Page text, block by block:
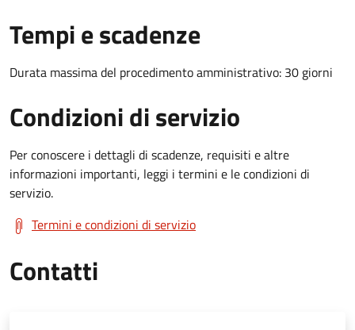
Tempi e scadenze
Durata massima del procedimento amministrativo: 30 giorni
Condizioni di servizio
Per conoscere i dettagli di scadenze, requisiti e altre
informazioni importanti, leggi i termini e le condizioni di
servizio.
Termini e condizioni di servizio
Contatti